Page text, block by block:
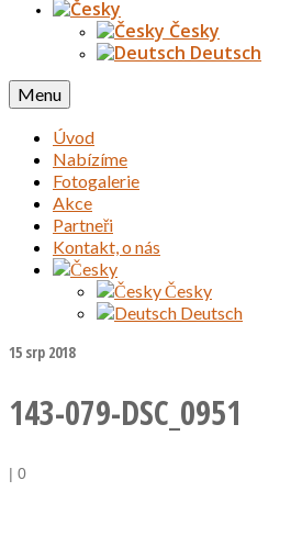
Česky
Deutsch
Menu
Úvod
Nabízíme
Fotogalerie
Akce
Partneři
Kontakt, o nás
Česky
Deutsch
15 srp 2018
143-079-DSC_0951
| 0